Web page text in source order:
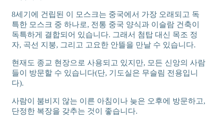
8세기에 건립된 이 모스크는 중국에서 가장 오래되고 독
특한 모스크 중 하나로, 전통 중국 양식과 이슬람 건축이
독특하게 결합되어 있습니다. 그래서 첨탑 대신 목조 정
자, 곡선 지붕, 그리고 고요한 안뜰을 만날 수 있습니다.
현재도 종교 현장으로 사용되고 있지만, 모든 신앙의 사람
들이 방문할 수 있습니다(단, 기도실은 무슬림 전용입니
다).
사람이 붐비지 않는 이른 아침이나 늦은 오후에 방문하고,
단정한 복장을 갖추는 것이 좋습니다.